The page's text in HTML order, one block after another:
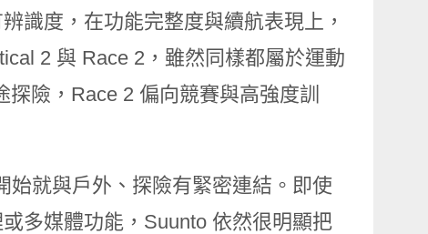
識度，在功能完整度與續航表現上，
2 與 Race 2，雖然同樣都屬於運動
險，Race 2 偏向競賽與高強度訓
始就與戶外、探險有緊密連結。即使
多媒體功能，Suunto 依然很明顯把